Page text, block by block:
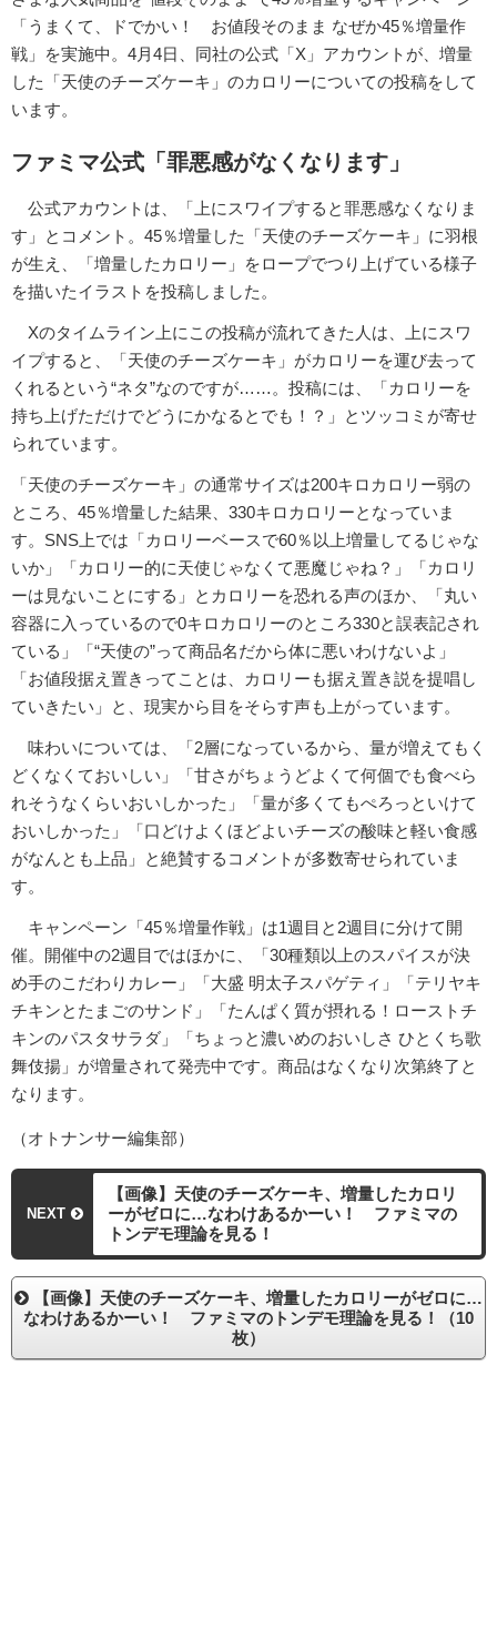
「うまくて、ドでかい！ お値段そのまま なぜか45％増量作
戦」を実施中。4月4日、同社の公式「X」アカウントが、増量
した「天使のチーズケーキ」のカロリーについての投稿をして
います。
ファミマ公式「罪悪感がなくなります」
公式アカウントは、「上にスワイプすると罪悪感なくなりま
す」とコメント。45％増量した「天使のチーズケーキ」に羽根
が生え、「増量したカロリー」をロープでつり上げている様子
を描いたイラストを投稿しました。
Xのタイムライン上にこの投稿が流れてきた人は、上にスワ
イプすると、「天使のチーズケーキ」がカロリーを運び去って
くれるという“ネタ”なのですが……。投稿には、「カロリーを
持ち上げただけでどうにかなるとでも！？」とツッコミが寄せ
られています。
「天使のチーズケーキ」の通常サイズは200キロカロリー弱の
ところ、45％増量した結果、330キロカロリーとなっていま
す。SNS上では「カロリーベースで60％以上増量してるじゃな
いか」「カロリー的に天使じゃなくて悪魔じゃね？」「カロリ
ーは見ないことにする」とカロリーを恐れる声のほか、「丸い
容器に入っているので0キロカロリーのところ330と誤表記され
ている」「“天使の”って商品名だから体に悪いわけないよ」
「お値段据え置きってことは、カロリーも据え置き説を提唱し
ていきたい」と、現実から目をそらす声も上がっています。
味わいについては、「2層になっているから、量が増えてもく
どくなくておいしい」「甘さがちょうどよくて何個でも食べら
れそうなくらいおいしかった」「量が多くてもぺろっといけて
おいしかった」「口どけよくほどよいチーズの酸味と軽い食感
がなんとも上品」と絶賛するコメントが多数寄せられていま
す。
キャンペーン「45％増量作戦」は1週目と2週目に分けて開
催。開催中の2週目ではほかに、「30種類以上のスパイスが決
め手のこだわりカレー」「大盛 明太子スパゲティ」「テリヤキ
チキンとたまごのサンド」「たんぱく質が摂れる！ローストチ
キンのパスタサラダ」「ちょっと濃いめのおいしさ ひとくち歌
舞伎揚」が増量されて発売中です。商品はなくなり次第終了と
なります。
（オトナンサー編集部）
NEXT
【画像】天使のチーズケーキ、増量したカロリ
ーがゼロに…なわけあるかーい！ ファミマの
トンデモ理論を見る！
【画像】天使のチーズケーキ、増量したカロリーがゼロに…
なわけあるかーい！ ファミマのトンデモ理論を見る！（10
枚）